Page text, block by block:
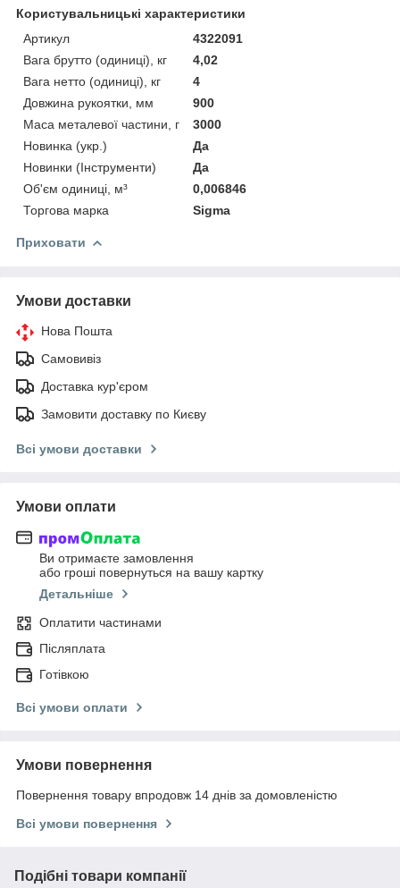
Користувальницькі характеристики
Артикул
4322091
Вага брутто (одиниці), кг
4,02
Вага нетто (одиниці), кг
4
Довжина рукоятки, мм
900
Маса металевої частини, г
3000
Новинка (укр.)
Да
Новинки (Інструменти)
Да
Об'єм одиниці, м³
0,006846
Торгова марка
Sigma
Приховати
Умови доставки
Нова Пошта
Самовивіз
Доставка кур'єром
Замовити доставку по Києву
Всі умови доставки
Умови оплати
Ви отримаєте замовлення
або гроші повернуться на вашу картку
Детальніше
Оплатити частинами
Післяплата
Готівкою
Всі умови оплати
Умови повернення
Повернення товару впродовж 14 днів за домовленістю
Всі умови повернення
Подібні товари компанії